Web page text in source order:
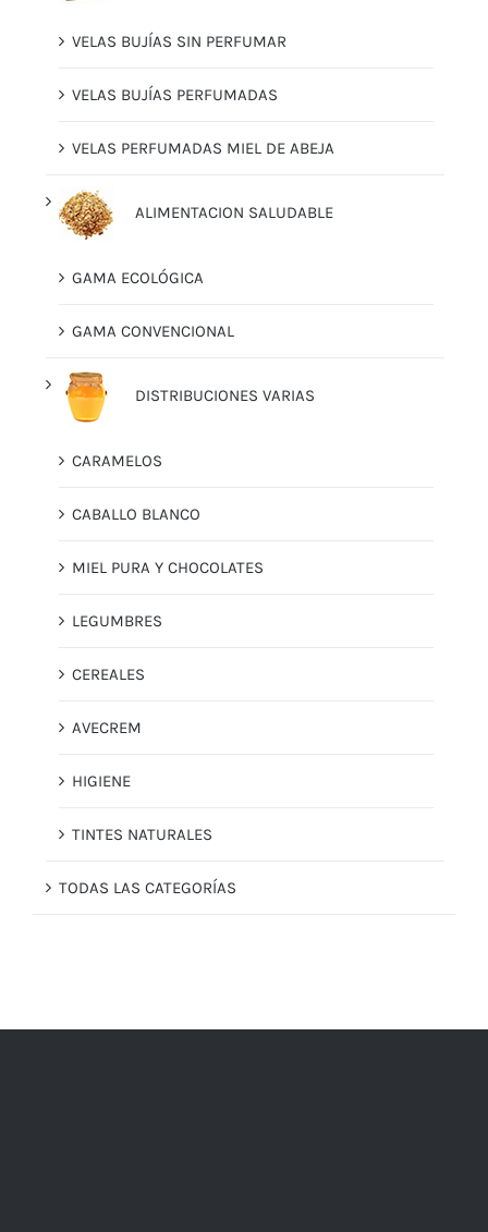
VELAS BUJÍAS SIN PERFUMAR
VELAS BUJÍAS PERFUMADAS
VELAS PERFUMADAS MIEL DE ABEJA
ALIMENTACION SALUDABLE
GAMA ECOLÓGICA
GAMA CONVENCIONAL
DISTRIBUCIONES VARIAS
CARAMELOS
CABALLO BLANCO
MIEL PURA Y CHOCOLATES
LEGUMBRES
CEREALES
AVECREM
HIGIENE
TINTES NATURALES
TODAS LAS CATEGORÍAS